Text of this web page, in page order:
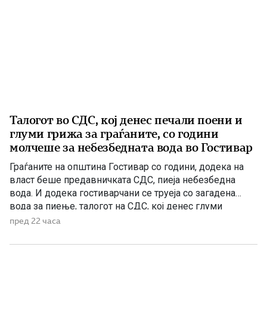
Талогот во СДС, кој денес печали поени и
глуми грижа за граѓаните, со години
молчеше за небезбедната вода во Гостивар
Граѓаните на општина Гостивар со години, додека на
власт беше предавничката СДС, пиеја небезбедна
вода. И додека гостиварчани се труеја со загадена
вода за пиење, талогот на СДС, кој денес глуми
загриженост, само за да ќари некој беден политички
анализи, во повеќе наврати во гостиварскиот
пред 22 часа